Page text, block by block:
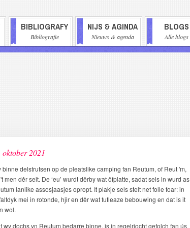
BIBLIOGRAFY
Bibliografie
NIJS & AGINDA
Nieuws & agenda
BLOGS
Alle blogs
oktober 2021
binne delstrutsen op de pleatslike camping fan Reutum, of Reut 'm,
men dêr seit. De ‘eu’ wurdt dêrby wat ôfplatte, sadat sels in wurd as
lanlike assosjaasjes opropt. It plakje sels stelt net folle foar: in
mei in rotonde, hjir en dêr wat futleaze bebouwing en dat is it
wol.
wy dochs yn Reutum bedarre binne, is in regelrjocht gefolch fan ús